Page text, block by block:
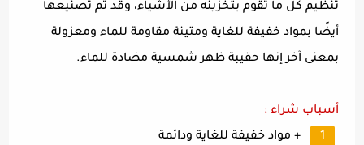
تنظيم كل ما تقوم بتخزينه من الأشياء، وقد تم تصنيعها
أيضًا بمواد خفيفة للغاية ومتينة مقاومة للماء ومعزولة
بمعنى آخر إنها حقيبة ظهر شمسية مضادة للماء.
أسباب شراء :
+ مواد خفيفة للغاية ودائمة